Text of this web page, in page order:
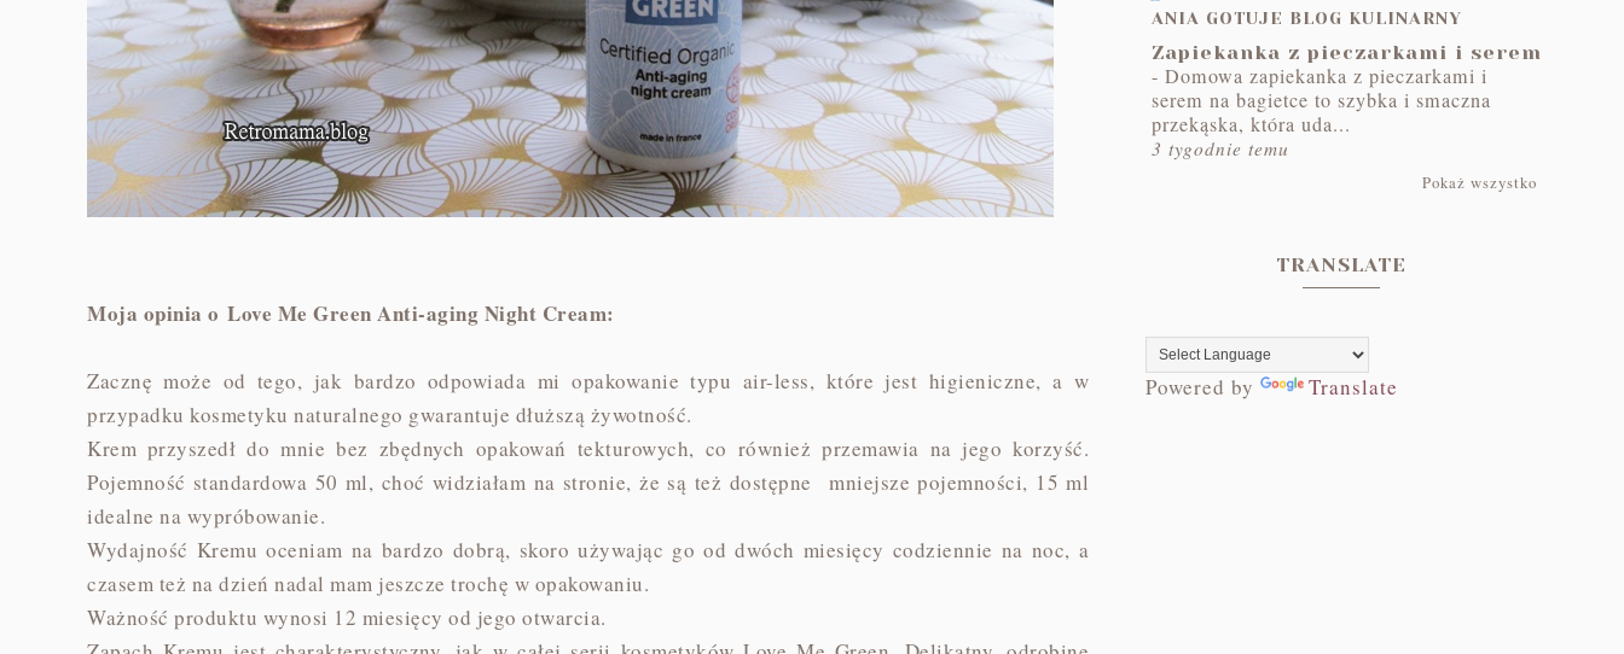
Moja opinia o Love Me Green Anti-aging Night Cream:
Zacznę może od tego, jak bardzo odpowiada mi opakowanie typu air-less, które jest higieniczne, a w
przypadku kosmetyku naturalnego gwarantuje dłuższą żywotność.
Krem przyszedł do mnie bez zbędnych opakowań tekturowych, co również przemawia na jego korzyść.
Pojemność standardowa 50 ml, choć widziałam na stronie, że są też dostępne mniejsze pojemności, 15 ml
idealne na wypróbowanie.
Wydajność Kremu oceniam na bardzo dobrą, skoro używając go od dwóch miesięcy codziennie na noc, a
czasem też na dzień nadal mam jeszcze trochę w opakowaniu.
Ważność produktu wynosi 12 miesięcy od jego otwarcia.
ANIA GOTUJE BLOG KULINARNY
Zapiekanka z pieczarkami i serem
- Domowa zapiekanka z pieczarkami i
serem na bagietce to szybka i smaczna
przekąska, która uda...
3 tygodnie temu
Pokaż wszystko
TRANSLATE
Powered by Translate